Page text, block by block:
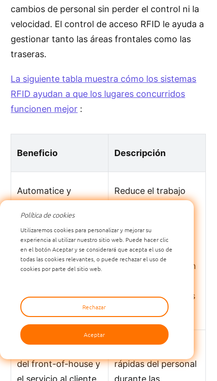
cambios de personal sin perder el control ni la
velocidad. El control de acceso RFID le ayuda a
gestionar tanto las áreas frontales como las
traseras.
La siguiente tabla muestra cómo los sistemas
RFID ayudan a que los lugares concurridos
funcionen mejor :
Beneficio Descripción
Automatice y
operaciones
internas
Reduce el trabajo
procesos de
suministro y
servicio, esencial en
cambios frecuentes
de personal.
del front-of-house y
rápidas del personal
Política de cookies
Utilizaremos cookies para personalizar y mejorar su
experiencia al utilizar nuestro sitio web. Puede hacer clic
en el botón Aceptar y se considerará que acepta el uso de
todas las cookies relevantes, o puede rechazar el uso de
cookies por parte del sitio web.
Rechazar
Aceptar